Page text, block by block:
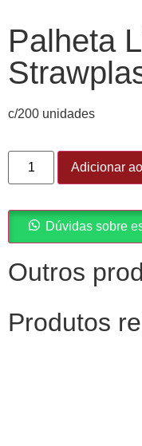
Palheta
c/200 unidades
Adicionar
Dúvidas sobre
Outros
Produtos